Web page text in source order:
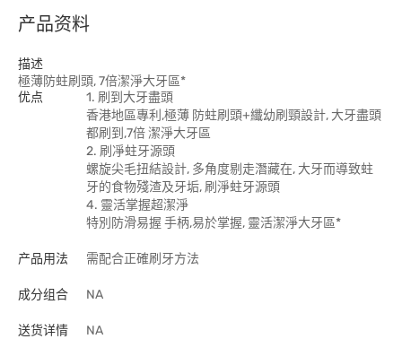
产品资料
描述
極薄防蛀刷頭, 7倍潔淨大牙區*
优点
1. 刷到大牙盡頭
香港地區專利,極薄 防蛀刷頭+纖幼刷頸設計, 大牙盡頭
都刷到,7倍 潔淨大牙區
2. 刷凈蛀牙源頭
螺旋尖毛扭結設計, 多角度剔走潛藏在, 大牙而導致蛀
牙的食物殘渣及牙垢, 刷淨蛀牙源頭
4. 靈活掌握超潔淨
特別防滑易握 手柄,易於掌握, 靈活潔淨大牙區*
产品用法 需配合正確刷牙方法
成分组合 NA
送货详情 NA